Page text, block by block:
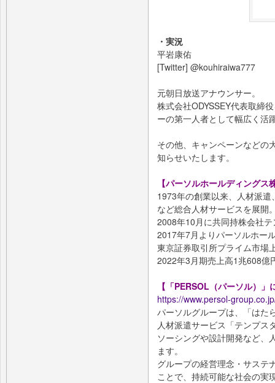
・実況
平岩康佑
[Twitter] @kouhiraiwa777
元朝日放送アナウンサー。
株式会社ODYSSEY代表取締
ーの第一人者として幅広く活
その他、キャンペーンなどの
知らせいたします。
【パーソルホールディングス
1973年の創業以来、人材派
など総合人材サービスを展開
2008年10月に共同持株会社
2017年7月よりパーソルホー
東京証券取引所プライム市場
2022年3月期売上高1兆608億
【「PERSOL（パーソル）」
https://www.persol-
パーソルグループは、「はた
人材派遣サービス「テンプス
ソーシングや設計開発など、
ます。
グループの経営理念・サステ
ことで、持続可能な社会の実